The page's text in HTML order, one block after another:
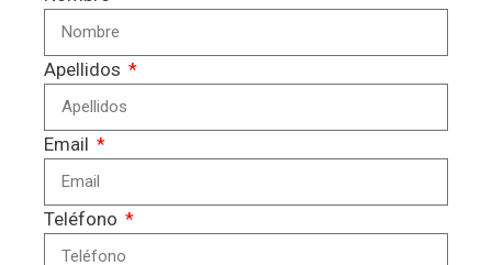
Apellidos
Email
Teléfono